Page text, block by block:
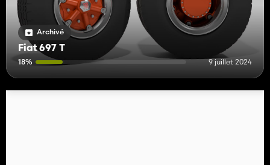
Archivé
Fiat 697 T
18% 9 juillet 2024